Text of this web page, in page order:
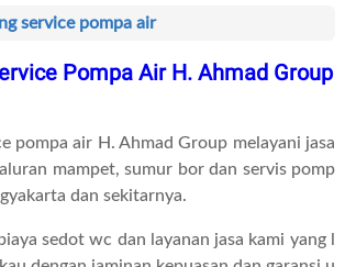
service pompa air
Pompa Air H. Ahmad Group
pompa air H. Ahmad Group melayani jasa
mampet, sumur bor dan servis pomp
dan sekitarnya.
sedot wc dan layanan jasa kami yang l